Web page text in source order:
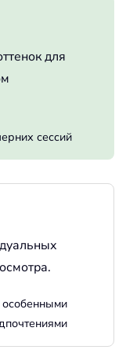
для
сессий
особенными